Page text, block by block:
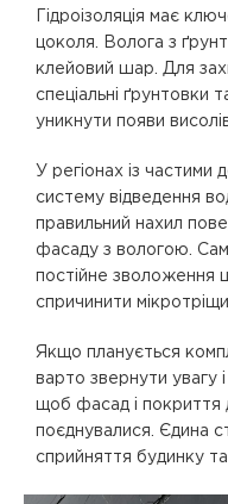
Гідроізоляція має
цоколя. Волога з
клейовий шар. Для
спеціальні ґрунтовки
уникнути появи
У регіонах із
систему відведення
правильний нахил
фасаду з вологою. Сам
постійне зволоження
спричинити
Якщо планується
варто звернути увагу і
щоб фасад і покриття
поєднувалися. Єдина
сприйняття будинку та